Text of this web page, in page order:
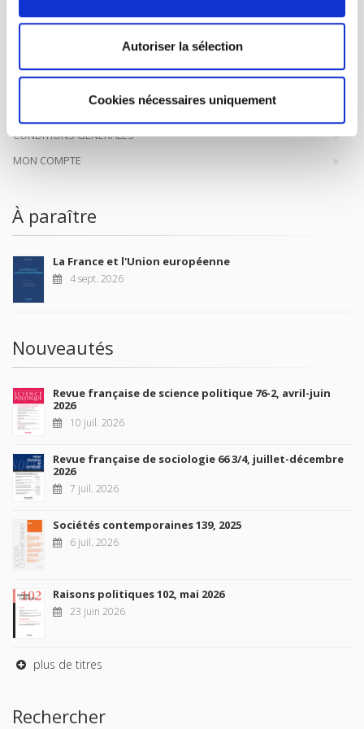
Autoriser la sélection
Cookies nécessaires uniquement
FOREIGN RIGHTS
POUR LES LIBRAIRES
CONDITIONS GÉNÉRALES
MON COMPTE
À paraître
La France et l'Union européenne
4 sept. 2026
Nouveautés
Revue française de science politique 76-2, avril-juin
2026
10 juil. 2026
Revue française de sociologie 66 3/4, juillet-décembre
2026
7 juil. 2026
Sociétés contemporaines 139, 2025
6 juil. 2026
Raisons politiques 102, mai 2026
23 juin 2026
plus de titres
Rechercher